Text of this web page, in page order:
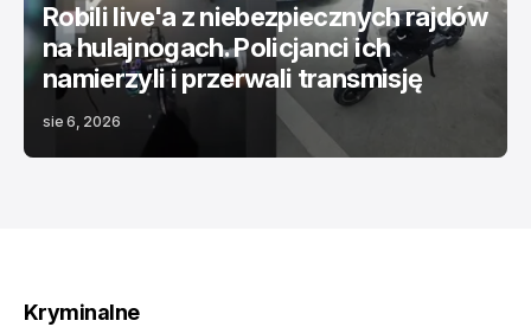
Robili live'a z niebezpiecznych rajdów
na hulajnogach. Policjanci ich
namierzyli i przerwali transmisję
sie 6, 2026
Kryminalne